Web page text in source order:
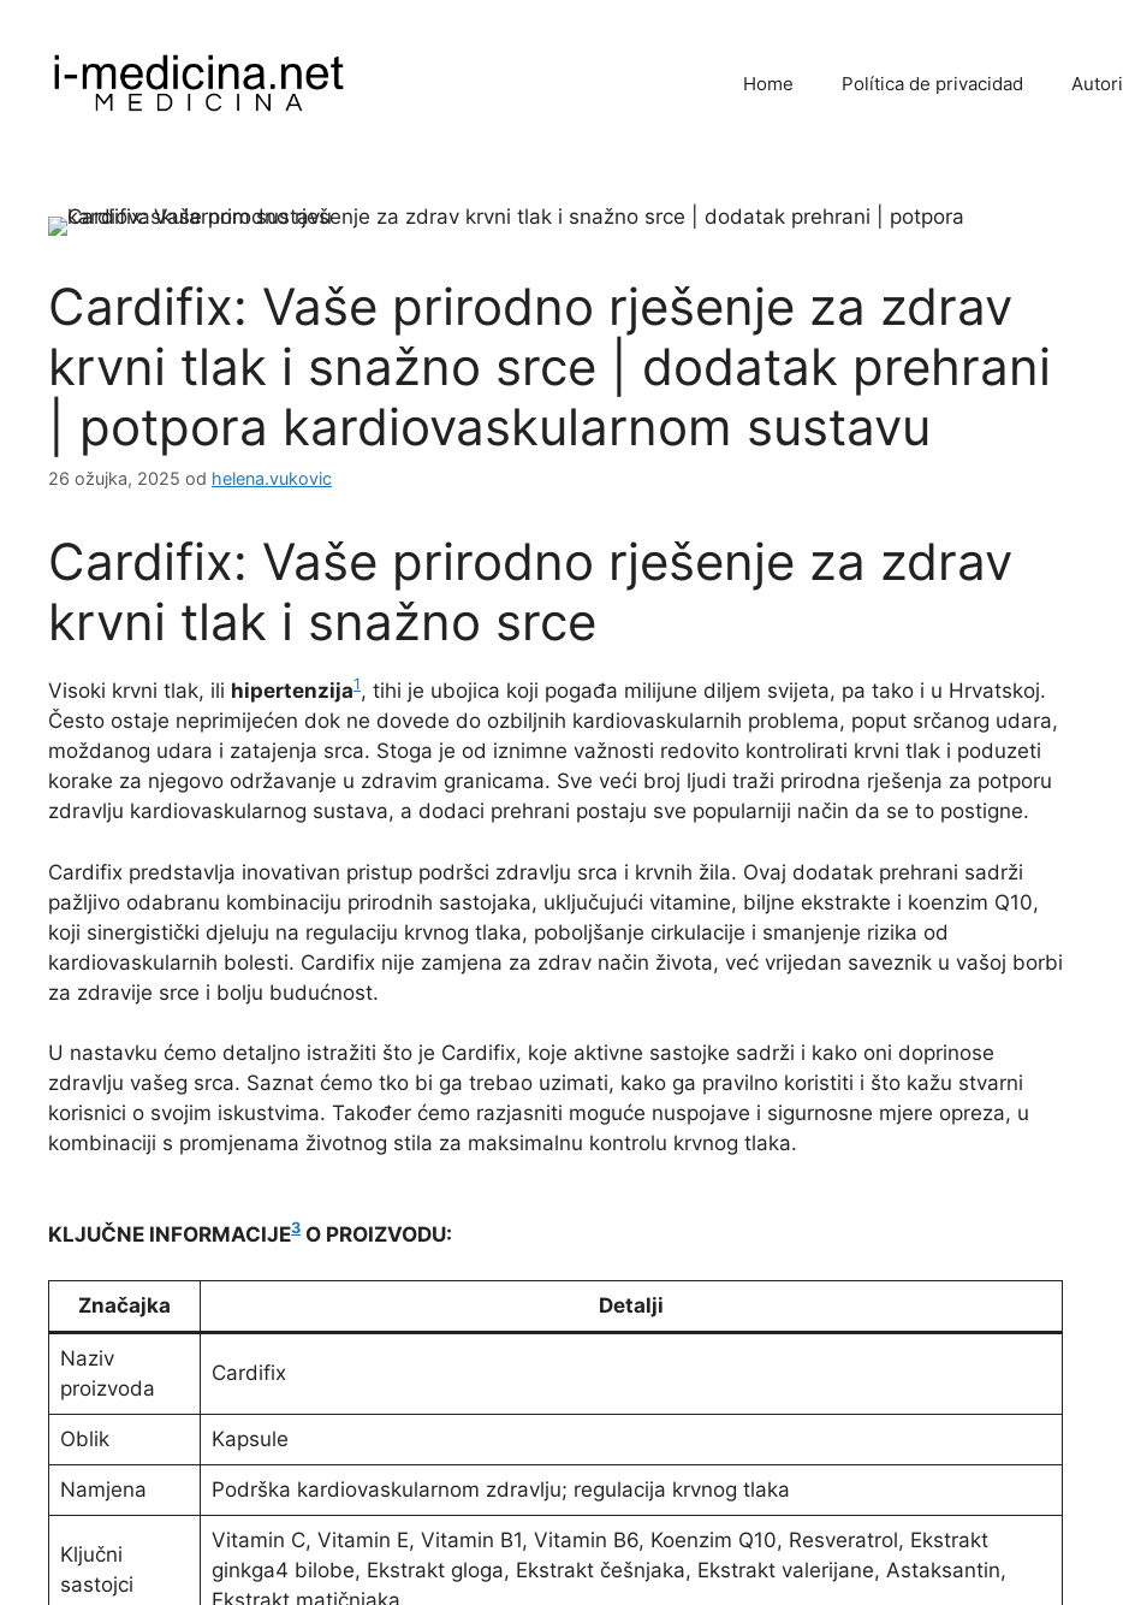
sadržaj
Home Política de privacidad Autori
Cardifix: Vaše prirodno rješenje za zdrav
krvni tlak i snažno srce | dodatak prehrani
| potpora kardiovaskularnom sustavu
26 ožujka, 2025 od helena.vukovic
Cardifix: Vaše prirodno rješenje za zdrav
krvni tlak i snažno srce
Visoki krvni tlak, ili hipertenzija1, tihi je ubojica koji pogađa milijune diljem svijeta, pa tako i u Hrvatskoj.
Često ostaje neprimijećen dok ne dovede do ozbiljnih kardiovaskularnih problema, poput srčanog udara,
moždanog udara i zatajenja srca. Stoga je od iznimne važnosti redovito kontrolirati krvni tlak i poduzeti
korake za njegovo održavanje u zdravim granicama. Sve veći broj ljudi traži prirodna rješenja za potporu
zdravlju kardiovaskularnog sustava, a dodaci prehrani postaju sve popularniji način da se to postigne.
Cardifix predstavlja inovativan pristup podršci zdravlju srca i krvnih žila. Ovaj dodatak prehrani sadrži
pažljivo odabranu kombinaciju prirodnih sastojaka, uključujući vitamine, biljne ekstrakte i koenzim Q10,
koji sinergistički djeluju na regulaciju krvnog tlaka, poboljšanje cirkulacije i smanjenje rizika od
kardiovaskularnih bolesti. Cardifix nije zamjena za zdrav način života, već vrijedan saveznik u vašoj borbi
za zdravije srce i bolju budućnost.
U nastavku ćemo detaljno istražiti što je Cardifix, koje aktivne sastojke sadrži i kako oni doprinose
zdravlju vašeg srca. Saznat ćemo tko bi ga trebao uzimati, kako ga pravilno koristiti i što kažu stvarni
korisnici o svojim iskustvima. Također ćemo razjasniti moguće nuspojave i sigurnosne mjere opreza, u
kombinaciji s promjenama životnog stila za maksimalnu kontrolu krvnog tlaka.
KLJUČNE INFORMACIJE3 O PROIZVODU:
Značajka Detalji
Naziv
proizvoda
Cardifix
Oblik Kapsule
Namjena Podrška kardiovaskularnom zdravlju; regulacija krvnog tlaka
Ključni
sastojci
Vitamin C, Vitamin E, Vitamin B1, Vitamin B6, Koenzim Q10, Resveratrol, Ekstrakt
ginkga4 bilobe, Ekstrakt gloga, Ekstrakt češnjaka, Ekstrakt valerijane, Astaksantin,